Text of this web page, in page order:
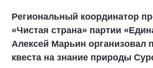
Региональный координатор
«Чистая страна» партии
Алексей Марьин организовал
квеста на знание природы